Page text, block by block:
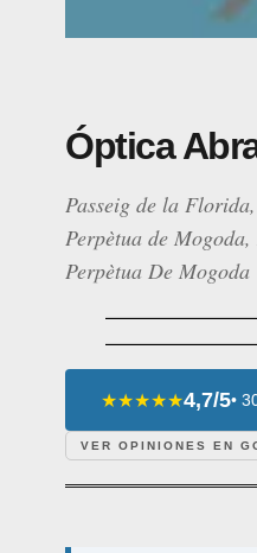
Óptica
Passeig de la
Perpètua de
Perpètua De Mogoda
★★★★★4,7/5•
VER OPINIONES EN